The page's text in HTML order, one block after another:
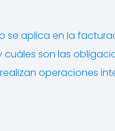
se aplica en la
son las
operaciones